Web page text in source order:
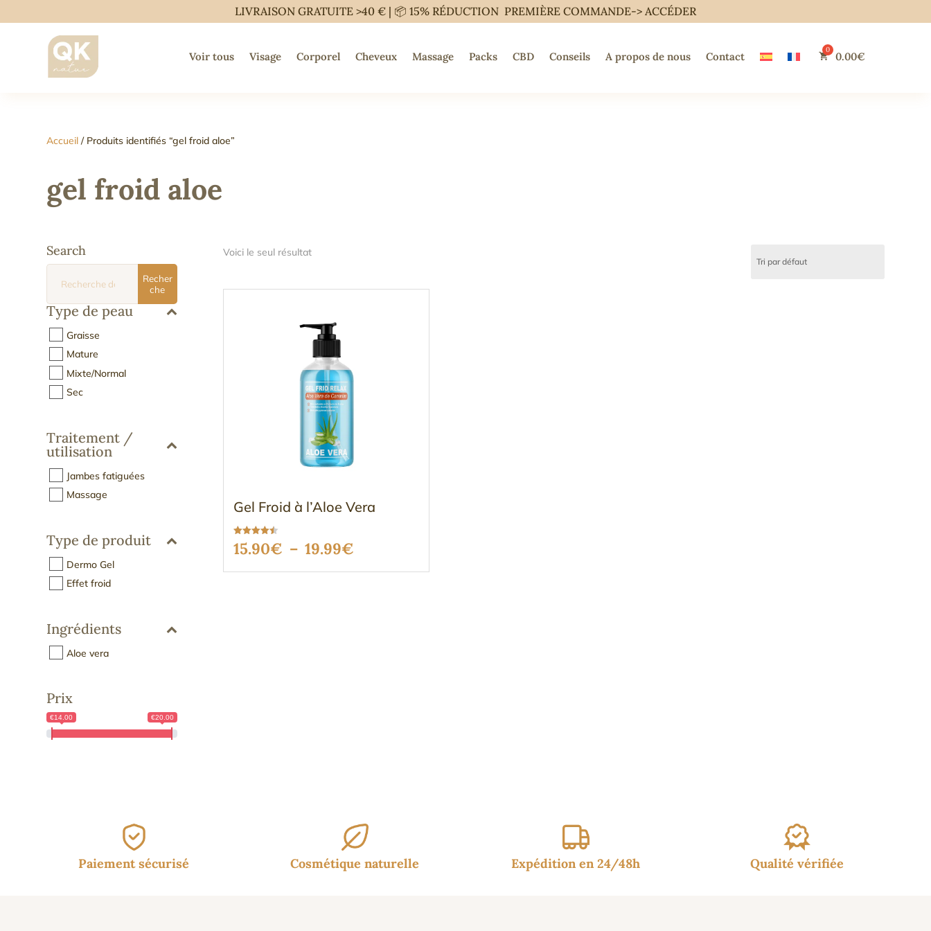
LIVRAISON GRATUITE >40 € | 📦 15% RÉDUCTION PREMIÈRE COMMANDE-> ACCÉDER
Voir tous Visage Corporel Cheveux Massage Packs CBD Conseils A propos de nous Contact 0.00€
Accueil / Produits identifiés “gel froid aloe”
gel froid aloe
Search
pour :
Recher
che
Type de peau
Graisse
Mature
Mixte/Normal
Sec
Traitement /
utilisation
Jambes fatiguées
Massage
Type de produit
Dermo Gel
Effet froid
Ingrédients
Aloe vera
Prix
€14.00 €20.00
Voici le seul résultat
Gel Froid à l’Aloe Vera
Note
4.49
15.90€ – 19.99€
de
Paiement sécurisé Cosmétique naturelle Expédition en 24/48h Qualité vérifiée